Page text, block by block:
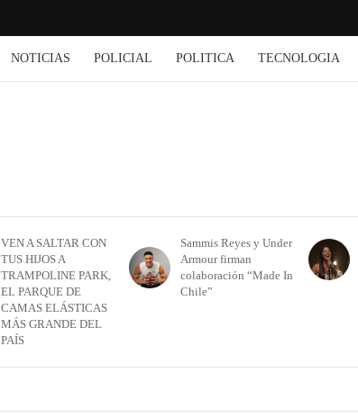
NOTICIAS POLICIAL POLITICA TECNOLOGIA
VEN A SALTAR CON
TUS HIJOS A
TRAMPOLINE PARK,
EL PARQUE DE
CAMAS ELÁSTICAS
MÁS GRANDE DEL
PAÍS
Sammis Reyes y Under
Armour firman
colaboración “Made In
Chile”